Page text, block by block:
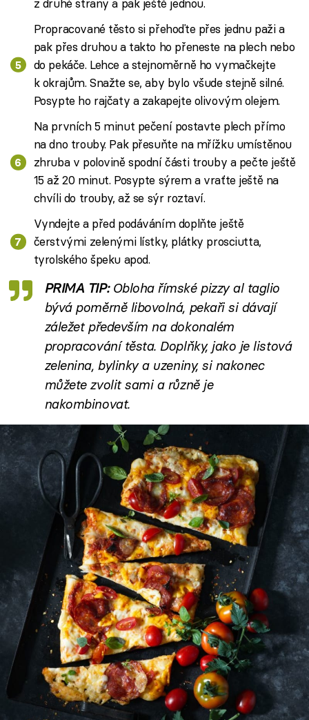
Propracované těsto si přehoďte přes jednu paži a
pak přes druhou a takto ho přeneste na plech nebo
do pekáče. Lehce a stejnoměrně ho vymačkejte
k okrajům. Snažte se, aby bylo všude stejně silné.
Posypte ho rajčaty a zakapejte olivovým olejem.
Na prvních 5 minut pečení postavte plech přímo
na dno trouby. Pak přesuňte na mřížku umístěnou
zhruba v polovině spodní části trouby a pečte ještě
15 až 20 minut. Posypte sýrem a vraťte ještě na
chvíli do trouby, až se sýr roztaví.
Vyndejte a před podáváním doplňte ještě
čerstvými zelenými lístky, plátky prosciutta,
tyrolského špeku apod.
PRIMA TIP:Obloha římské pizzy al taglio
bývá poměrně libovolná, pekaři si dávají
záležet především na dokonalém
propracování těsta. Doplňky, jako je listová
zelenina, bylinky a uzeniny, si nakonec
můžete zvolit sami a různě je
nakombinovat.